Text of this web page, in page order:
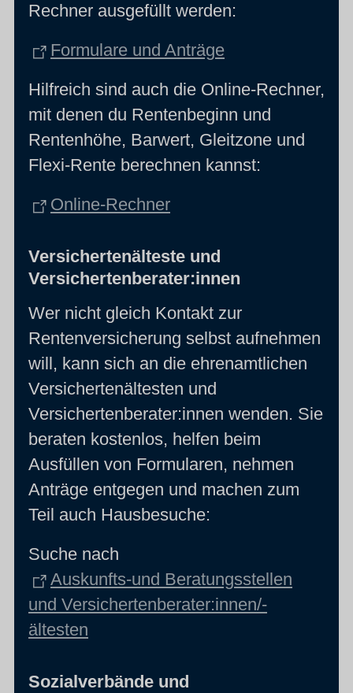
Rechner ausgefüllt werden:
Formulare und Anträge
Hilfreich sind auch die Online-Rechner,
mit denen du Rentenbeginn und
Rentenhöhe, Barwert, Gleitzone und
Flexi-Rente berechnen kannst:
Online-Rechner
Versichertenälteste und
Versichertenberater:innen
Wer nicht gleich Kontakt zur
Rentenversicherung selbst aufnehmen
will, kann sich an die ehrenamtlichen
Versichertenältesten und
Versichertenberater:innen wenden. Sie
beraten kostenlos, helfen beim
Ausfüllen von Formularen, nehmen
Anträge entgegen und machen zum
Teil auch Hausbesuche:
Suche nach
Auskunfts-und Beratungsstellen
und Versichertenberater:innen/-
ältesten
Sozialverbände und